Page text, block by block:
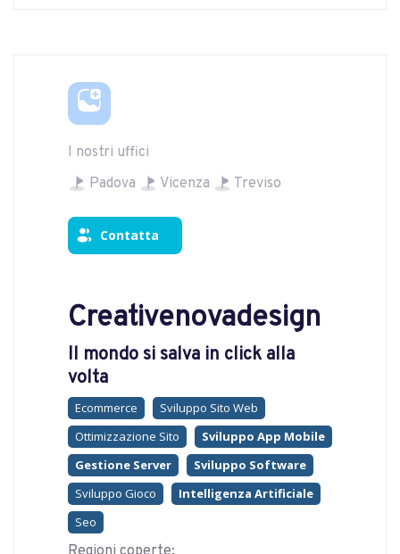
I nostri uffici
Padova
Vicenza Treviso
Contatta
Creativenovadesign
Il mondo si salva in click alla
volta
Ecommerce
Sviluppo Sito Web
Ottimizzazione Sito
Sviluppo App Mobile
Gestione Server
Sviluppo Software
Sviluppo Gioco
Intelligenza Artificiale
Seo